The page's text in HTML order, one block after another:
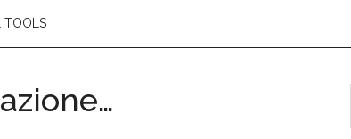
TOOLS